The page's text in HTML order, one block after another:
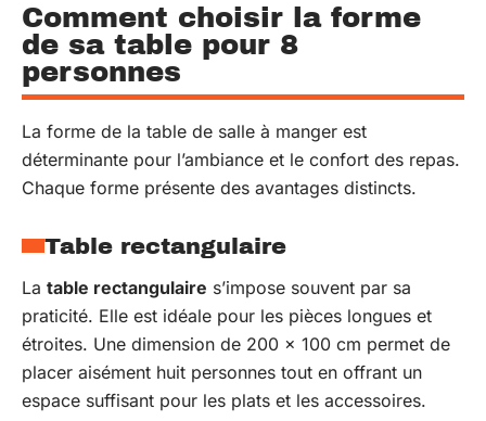
Comment choisir la forme
de sa table pour 8
personnes
La forme de la table de salle à manger est
déterminante pour l’ambiance et le confort des repas.
Chaque forme présente des avantages distincts.
Table rectangulaire
La table rectangulaire s’impose souvent par sa
praticité. Elle est idéale pour les pièces longues et
étroites. Une dimension de 200 x 100 cm permet de
placer aisément huit personnes tout en offrant un
espace suffisant pour les plats et les accessoires.